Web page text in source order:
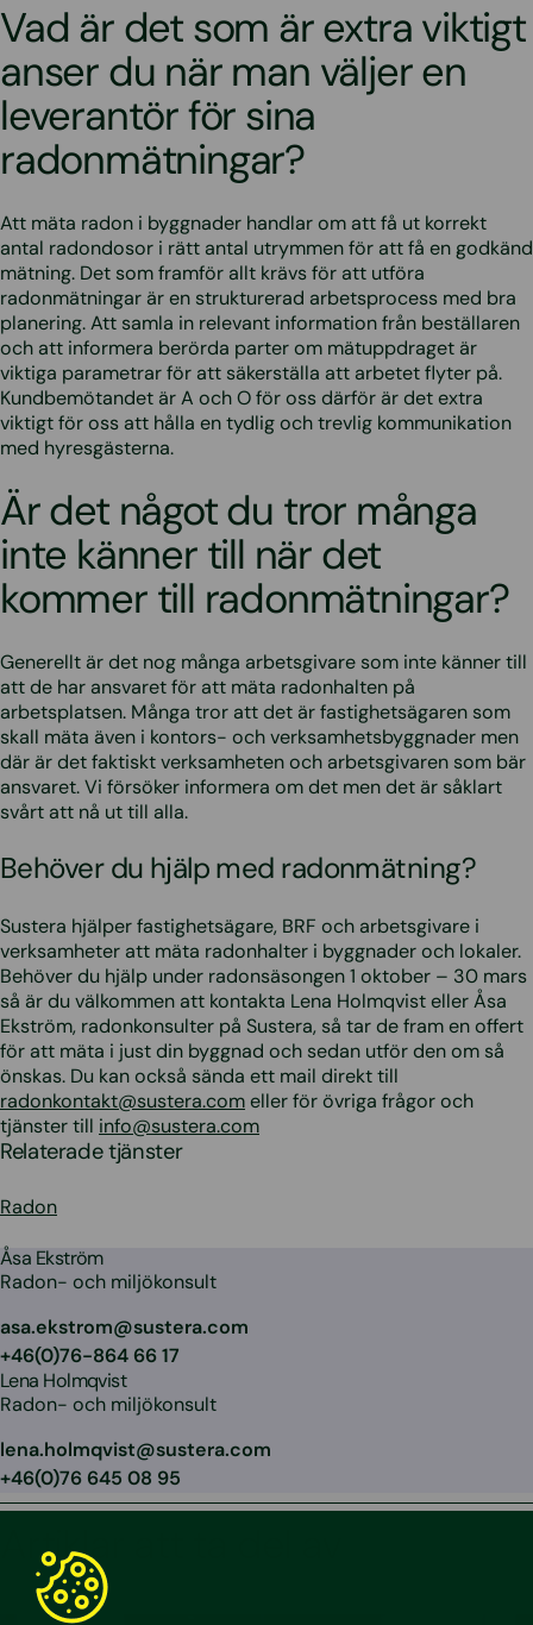
Vad är det som är extra viktigt
anser du när man väljer en
leverantör för sina
radonmätningar?
Att mäta radon i byggnader handlar om att få ut korrekt
antal radondosor i rätt antal utrymmen för att få en godkänd
mätning. Det som framför allt krävs för att utföra
radonmätningar är en strukturerad arbetsprocess med bra
planering. Att samla in relevant information från beställaren
och att informera berörda parter om mätuppdraget är
viktiga parametrar för att säkerställa att arbetet flyter på.
Kundbemötandet är A och O för oss därför är det extra
viktigt för oss att hålla en tydlig och trevlig kommunikation
med hyresgästerna.
Är det något du tror många
inte känner till när det
kommer till radonmätningar?
Generellt är det nog många arbetsgivare som inte känner till
att de har ansvaret för att mäta radonhalten på
arbetsplatsen. Många tror att det är fastighetsägaren som
skall mäta även i kontors- och verksamhetsbyggnader men
där är det faktiskt verksamheten och arbetsgivaren som bär
ansvaret. Vi försöker informera om det men det är såklart
svårt att nå ut till alla.
Behöver du hjälp med radonmätning?
Sustera hjälper fastighetsägare, BRF och arbetsgivare i
verksamheter att mäta radonhalter i byggnader och lokaler.
Behöver du hjälp under radonsäsongen 1 oktober – 30 mars
så är du välkommen att kontakta Lena Holmqvist eller Åsa
Ekström, radonkonsulter på Sustera, så tar de fram en offert
för att mäta i just din byggnad och sedan utför den om så
önskas. Du kan också sända ett mail direkt till
radonkontakt@sustera.comeller för övriga frågor och
tjänster till info@sustera.com
Relaterade tjänster
Radon
Åsa Ekström
Radon- och miljökonsult
asa.ekstrom@sustera.com
+46(0)76-864 66 17
Lena Holmqvist
Radon- och miljökonsult
lena.holmqvist@sustera.com
+46(0)76 645 08 95
Artiklar att ta del av